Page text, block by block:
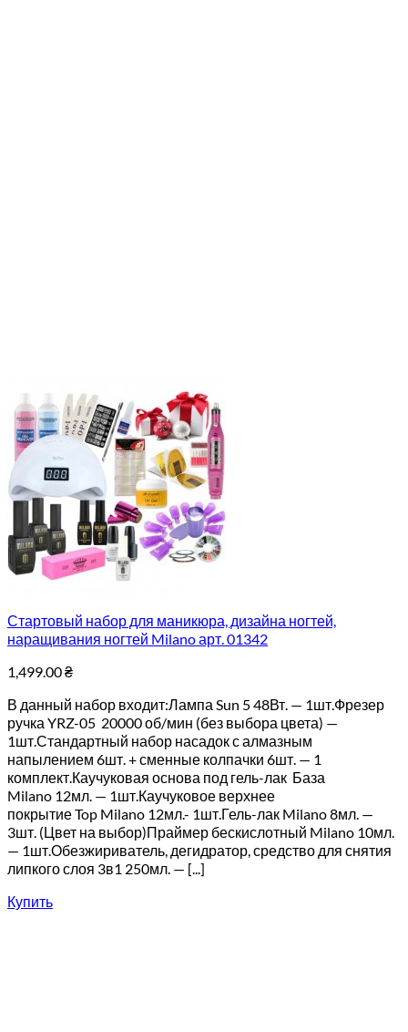
Стартовый набор для маникюра, дизайна ногтей,
наращивания ногтей Milano арт. 01342
1,499.00₴
В данный набор входит:Лампа Sun 5 48Вт. — 1шт.Фрезер
ручка YRZ-05 20000 об/мин (без выбора цвета) —
1шт.Стандартный набор насадок с алмазным
напылением 6шт. + сменные колпачки 6шт. — 1
комплект.Каучуковая основа под гель-лак База
Milano 12мл. — 1шт.Каучуковое верхнее
покрытие Top Milano 12мл.- 1шт.Гель-лак Milano 8мл. —
3шт. (Цвет на выбор)Праймер бескислотный Milano 10мл.
— 1шт.Обезжириватель, дегидратор, средство для снятия
липкого слоя 3в1 250мл. — [...]
Купить